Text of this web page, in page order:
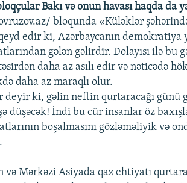
Bakı və onun havası haqda da
bloqunda «Küləklər
edir ki, Azərbaycanın demokratiya
gələn gəlirdir. Dolayısı ilə bu
daha az asılı edir və nəticədə
daha az maraqlı olur.
deyir ki, gəlin neftin qurtaracağı günü
düşəcək! İndi bu cür insanlar öz
boşalmasını gözləməliyik və
və Mərkəzi Asiyada qaz ehtiyatı